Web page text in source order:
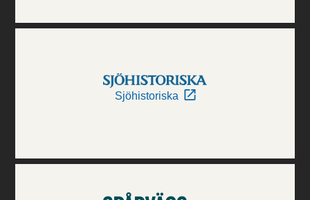
Sjöhistoriska